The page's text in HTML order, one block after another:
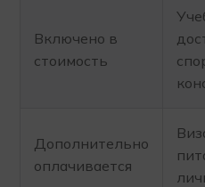
Включено в
стоимость
Дополнительно
оплачивается